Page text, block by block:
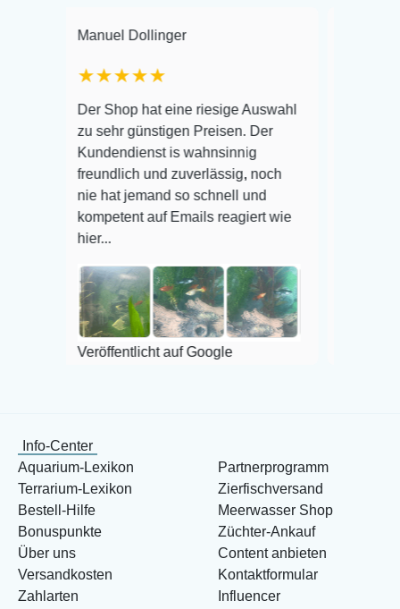
Manuel Dollinger
★★★★★
Der Shop hat eine riesige Auswahl
zu sehr günstigen Preisen. Der
Kundendienst is wahnsinnig
freundlich und zuverlässig, noch
nie hat jemand so schnell und
kompetent auf Emails reagiert wie
Veröffentlicht auf Google
Auswahl plus
Info-Center
Aquarium-Lexikon
Terrarium-Lexikon
Bestell-Hilfe
Bonuspunkte
Über uns
Versandkosten
Zahlarten
Partnerprogramm
Zierfischversand
Meerwasser Shop
Züchter-Ankauf
Content anbieten
Kontaktformular
Influencer